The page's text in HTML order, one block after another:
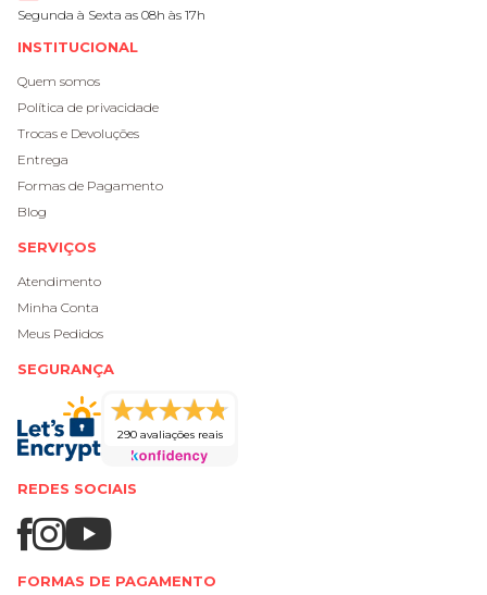
Segunda à Sexta as 08h às 17h
INSTITUCIONAL
Quem somos
Política de privacidade
Trocas e Devoluções
Entrega
Formas de Pagamento
Blog
SERVIÇOS
Atendimento
Minha Conta
Meus Pedidos
SEGURANÇA
290 avaliações reais
REDES SOCIAIS
FORMAS DE PAGAMENTO